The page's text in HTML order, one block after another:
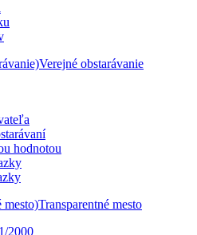
Verejné obstarávanie
hodnotou
mesto)Transparentné mesto
2000